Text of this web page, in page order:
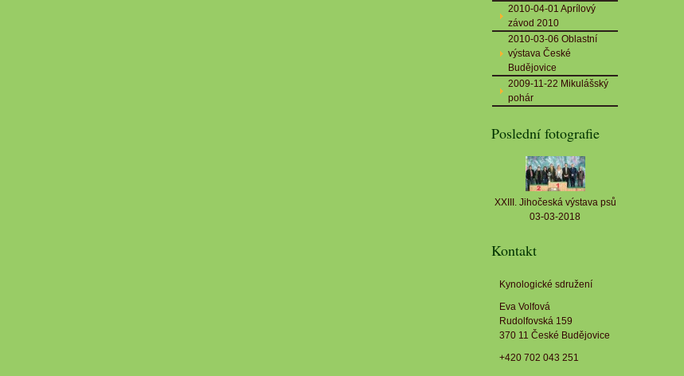
2010-04-01 Aprílový
závod 2010
2010-03-06 Oblastní
výstava České
Budějovice
2009-11-22 Mikulášský
pohár
Poslední fotografie
XXIII. Jihočeská výstava psů
03-03-2018
Kontakt
Kynologické sdružení
Eva Volfová
Rudolfovská 159
370 11 České Budějovice
+420 702 043 251